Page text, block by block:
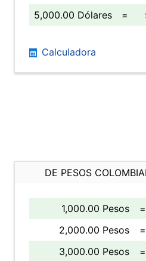
5,000.00 Dólares
=
Calculadora
DE PESOS
1,000.00 Pesos =
2,000.00 Pesos
=
3,000.00 Pesos
=